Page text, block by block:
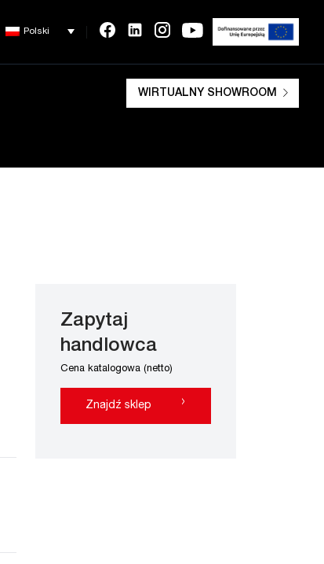
Polski
WIRTUALNY SHOWROOM
Zapytaj
handlowca
Cena katalogowa (netto)
Znajdź sklep ›